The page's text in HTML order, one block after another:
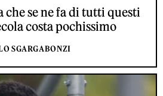
che se ne fa di tutti questi
costa pochissimo
SGARGABONZI